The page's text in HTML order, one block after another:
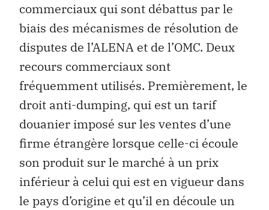
commerciaux qui sont débattus par le
biais des mécanismes de résolution de
disputes de l’ALENA et de l’OMC. Deux
recours commerciaux sont
fréquemment utilisés. Premièrement, le
droit anti-dumping, qui est un tarif
douanier imposé sur les ventes d’une
firme étrangère lorsque celle-ci écoule
son produit sur le marché à un prix
inférieur à celui qui est en vigueur dans
le pays d’origine et qu’il en découle un